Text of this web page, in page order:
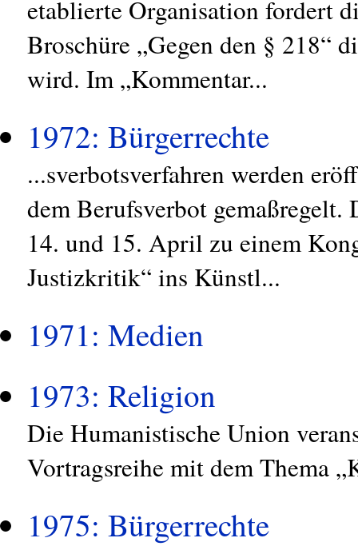
etablierte Organisation fordert
Broschüre „Gegen den § 218“
wird. Im „Kommentar...
1972: Bürgerrechte
...sverbotsverfahren werden
dem Berufsverbot
14. und 15. April zu einem
Justizkritik“ ins Künstl...
1971: Medien
1973: Religion
Die Humanistische Union
Vortragsreihe mit dem Thema
1975: Bürgerrechte